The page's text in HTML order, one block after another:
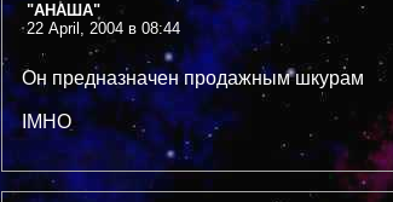
"АНАША"
22 April, 2004 в 08:44
Он предназначен продажным шкурам
IMHO